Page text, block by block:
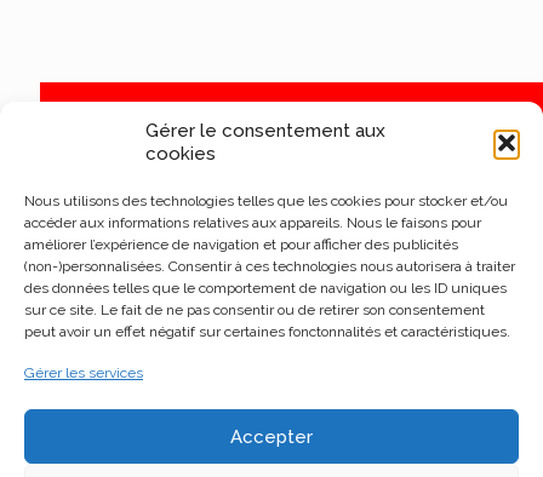
Gérer le consentement aux
cookies
Nous utilisons des technologies telles que les cookies pour stocker et/ou
accéder aux informations relatives aux appareils. Nous le faisons pour
améliorer l’expérience de navigation et pour afficher des publicités
(non-)personnalisées. Consentir à ces technologies nous autorisera à traiter
des données telles que le comportement de navigation ou les ID uniques
sur ce site. Le fait de ne pas consentir ou de retirer son consentement
peut avoir un effet négatif sur certaines fonctonnalités et caractéristiques.
Gérer les services
Accepter